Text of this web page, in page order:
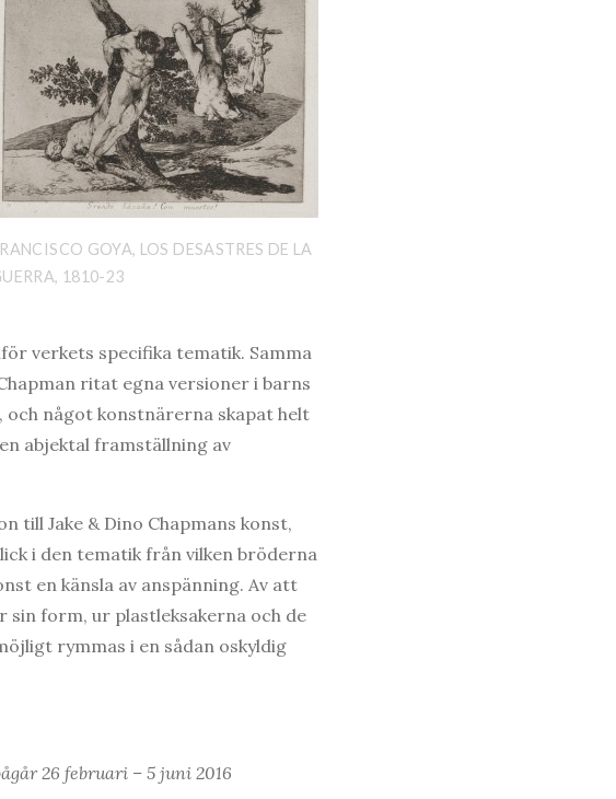
GOYA, LOS DESASTRES DE LA
1810-23
verkets specifika tematik. Samma
ritat egna versioner i barns
något konstnärerna skapat helt
abjektal framställning av
till Jake & Dino Chapmans konst,
i den tematik från vilken bröderna
en känsla av anspänning. Av att
sin form, ur plastleksakerna och de
rymmas i en sådan oskyldig
26 februari – 5 juni 2016